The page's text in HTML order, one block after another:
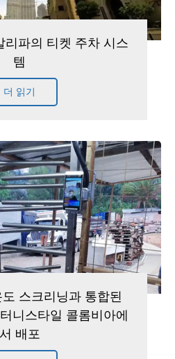
리파의 티켓 주차 시스
템
더 읽기
스크리닝과 통합된
니스타일 콜롬비아에
서 배포